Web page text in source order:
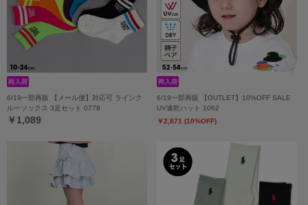
6/19一部再販 【メール便】対応可 ラインク
ルーソックス 3足セット 0778
￥1,089
6/19一部再販 【OUTLET】10%OFF SALE
UV速乾ハット 1062
￥2,871 (10%OFF)